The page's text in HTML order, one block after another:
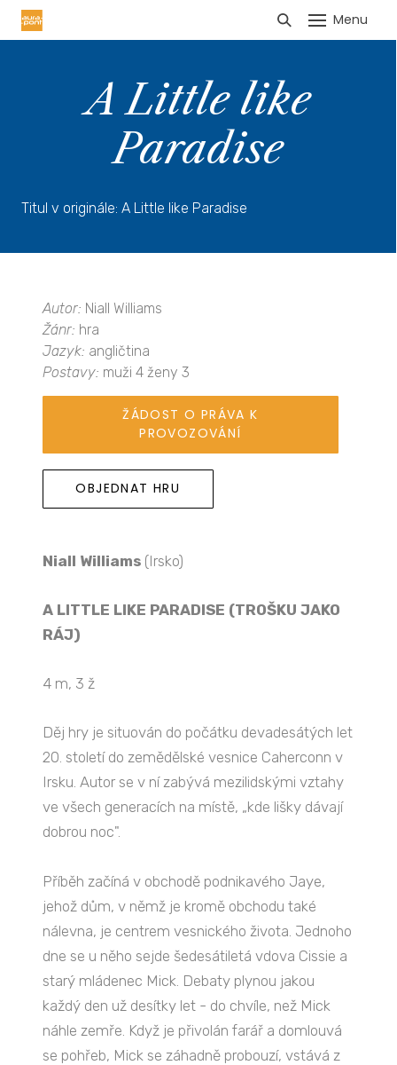
Menu
A Little like
Paradise
Titul v originále: A Little like Paradise
Autor: Niall Williams
Žánr: hra
Jazyk: angličtina
Postavy: muži 4 ženy 3
ŽÁDOST O PRÁVA K
PROVOZOVÁNÍ
OBJEDNAT HRU
Niall Williams (Irsko)
A LITTLE LIKE PARADISE (TROŠKU JAKO
RÁJ)
4 m, 3 ž
Děj hry je situován do počátku devadesátých let
20. století do zemědělské vesnice Caherconn v
Irsku. Autor se v ní zabývá mezilidskými vztahy
ve všech generacích na místě, „kde lišky dávají
dobrou noc".
Příběh začíná v obchodě podnikavého Jaye,
jehož dům, v němž je kromě obchodu také
nálevna, je centrem vesnického života. Jednoho
dne se u něho sejde šedesátiletá vdova Cissie a
starý mládenec Mick. Debaty plynou jakou
každý den už desítky let - do chvíle, než Mick
náhle zemře. Když je přivolán farář a domlouvá
se pohřeb, Mick se záhadně probouzí, vstává z